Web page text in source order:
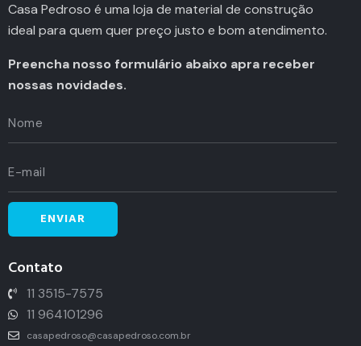
Casa Pedroso é uma loja de material de construção
ideal para quem quer preço justo e bom atendimento.
Preencha nosso formulário abaixo apra receber
nossas novidades.
Contato
11 3515-7575
11 964101296
casapedroso@casapedroso.com.br